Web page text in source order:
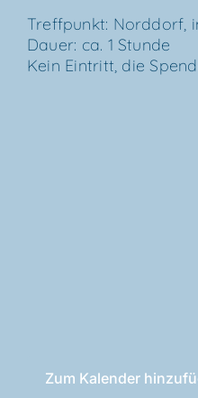
Treff­punkt: Nord­dorf,
Dau­er: ca. 1 Stun­de
Kein Ein­tritt, die
Zum Kalender